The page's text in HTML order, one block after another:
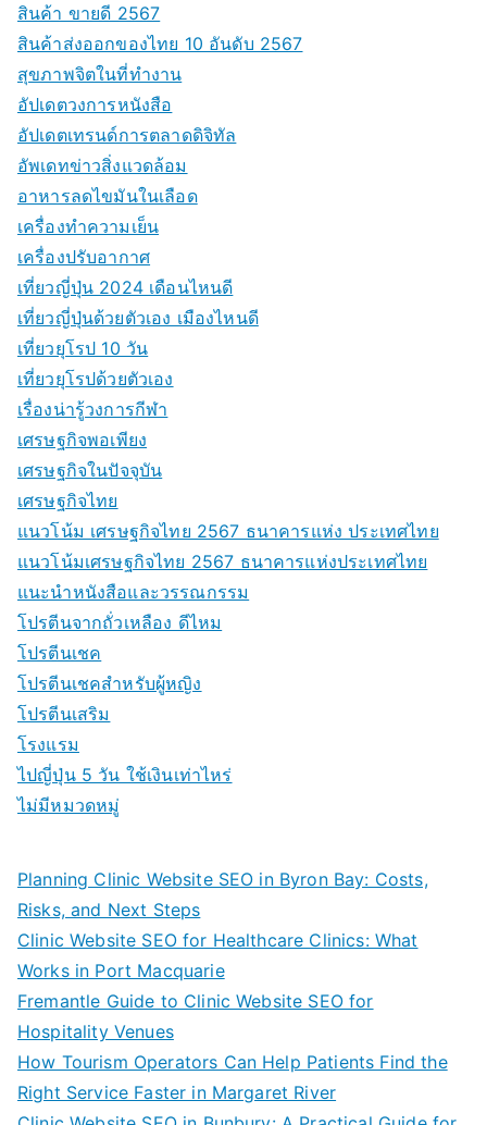
สินค้า ขายดี 2567
สินค้าส่งออกของไทย 10 อันดับ 2567
สุขภาพจิตในที่ทำงาน
อัปเดตวงการหนังสือ
อัปเดตเทรนด์การตลาดดิจิทัล
อัพเดทข่าวสิ่งแวดล้อม
อาหารลดไขมันในเลือด
เครื่องทำความเย็น
เครื่องปรับอากาศ
เที่ยวญี่ปุ่น 2024 เดือนไหนดี
เที่ยวญี่ปุ่นด้วยตัวเอง เมืองไหนดี
เที่ยวยุโรป 10 วัน
เที่ยวยุโรปด้วยตัวเอง
เรื่องน่ารู้วงการกีฬา
เศรษฐกิจพอเพียง
เศรษฐกิจในปัจจุบัน
เศรษฐกิจไทย
แนวโน้ม เศรษฐกิจไทย 2567 ธนาคารแห่ง ประเทศไทย
แนวโน้มเศรษฐกิจไทย 2567 ธนาคารแห่งประเทศไทย
แนะนำหนังสือและวรรณกรรม
โปรตีนจากถั่วเหลือง ดีไหม
โปรตีนเชค
โปรตีนเชคสำหรับผู้หญิง
โปรตีนเสริม
โรงแรม
ไปญี่ปุ่น 5 วัน ใช้เงินเท่าไหร่
ไม่มีหมวดหมู่
Planning Clinic Website SEO in Byron Bay: Costs,
Risks, and Next Steps
Clinic Website SEO for Healthcare Clinics: What
Works in Port Macquarie
Fremantle Guide to Clinic Website SEO for
Hospitality Venues
How Tourism Operators Can Help Patients Find the
Right Service Faster in Margaret River